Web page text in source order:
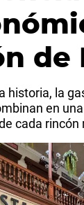
de
historia, la
en
cada rincón